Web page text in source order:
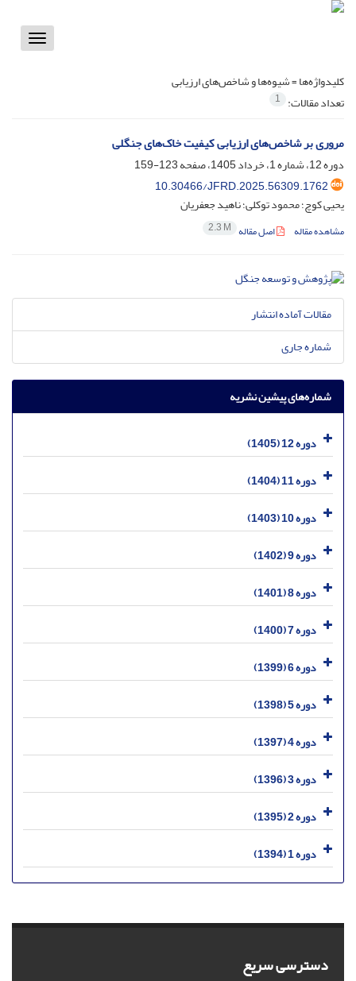
Toggle
کلیدواژه‌ها =شیوه‌ها و شاخص‌های ارزیابی
تعداد مقالات: 1
مروری بر شاخص‌های ارزیابی کیفیت خاک‌های جنگلی
دوره 12، شماره 1، خرداد 1405، صفحه
123-159
10.30466/JFRD.2025.56309.1762
یحیی کوچ؛ محمود توکلی؛ ناهید جعفریان
مشاهده مقاله اصل مقاله 2.3 M
مقالات آماده انتشار
شماره جاری
شماره‌های پیشین نشریه
دوره 12 (1405)
دوره 11 (1404)
دوره 10 (1403)
دوره 9 (1402)
دوره 8 (1401)
دوره 7 (1400)
دوره 6 (1399)
دوره 5 (1398)
دوره 4 (1397)
دوره 3 (1396)
دوره 2 (1395)
دوره 1 (1394)
دسترسی سریع